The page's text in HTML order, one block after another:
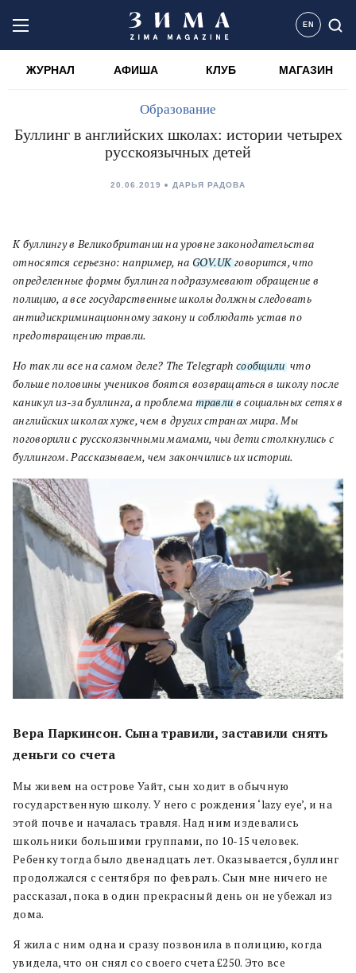
EN
ЖУРНАЛ АФИША КЛУБ МАГАЗИН
Образование
Буллинг в английских школах: истории четырех
русскоязычных детей
20.06.2019 ДАРЬЯ РАДОВА
К буллингу в Великобритании на уровне законодательства
относятся серьезно: например, на GOV.UKговорится, что
определенные формы буллинга подразумевают обращение в
полицию, а все государственные школы должны следовать
антидискриминационному закону и соблюдать устав по
предотвращению травли.
Но так ли все на самом деле? The Telegraph сообщили, что
больше половины учеников боятся возвращаться в школу после
каникул из-за буллинга, а проблема травли в социальных сетях в
английских школах хуже, чем в других странах мира. Мы
поговорили с русскоязычными мамами, чьи дети столкнулись с
буллингом. Рассказываем, чем закончились их истории.
Вера Паркинсон. Сына травили, заставили снять
деньги со счета
Мы живем на острове Уайт, сын ходит в обычную
государственную школу. У него с рождения ‘lazy eye’, и на
этой почве и началась травля. Над ним издевались
школьники большими группами, по 10-15 человек.
Ребенку тогда было двенадцать лет. Оказывается, буллинг
продолжался с сентября по февраль. Сын мне ничего не
рассказал, пока в один прекрасный день он не убежал из
дома.
Я жила с ним одна и сразу позвонила в полицию, когда
увидела, что он снял со своего счета £250. Это все